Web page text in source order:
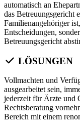
automatisch an
das Betreuungsgericht
Familienangehöriger
Entscheidungen,
Betreuungsgericht
LÖSUNGEN
Vollmachten und
ausgearbeitet sein,
jederzeit für Ärzte und
Rechtsberatung
Bereich mit einem